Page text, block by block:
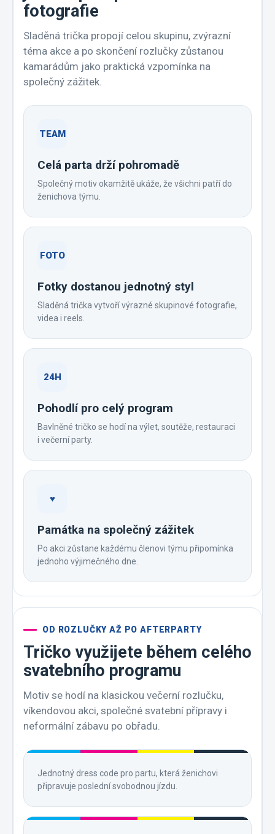
fotografie
Sladěná trička propojí celou skupinu, zvýrazní
téma akce a po skončení rozlučky zůstanou
kamarádům jako praktická vzpomínka na
společný zážitek.
TEAM
Celá parta drží pohromadě
Společný motiv okamžitě ukáže, že všichni patří do
ženichova týmu.
FOTO
Fotky dostanou jednotný styl
Sladěná trička vytvoří výrazné skupinové fotografie,
videa i reels.
24H
Pohodlí pro celý program
Bavlněné tričko se hodí na výlet, soutěže, restauraci
i večerní party.
♥
Památka na společný zážitek
Po akci zůstane každému členovi týmu připomínka
jednoho výjimečného dne.
OD ROZLUČKY AŽ PO AFTERPARTY
Tričko využijete během celého
svatebního programu
Motiv se hodí na klasickou večerní rozlučku,
víkendovou akci, společné svatební přípravy i
neformální zábavu po obřadu.
Jednotný dress code pro partu, která ženichovi
připravuje poslední svobodnou jízdu.